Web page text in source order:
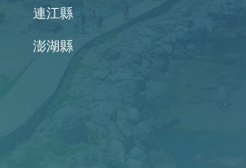
連江縣
澎湖縣